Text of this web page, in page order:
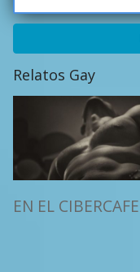
Relatos Gay
EN EL CIBERCAFE